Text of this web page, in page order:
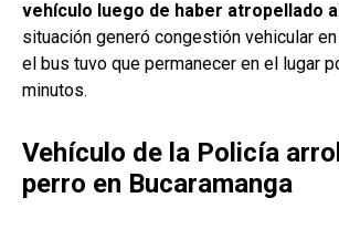
vehículo luego de haber atropellado
situación generó congestión vehicular
el bus tuvo que permanecer en el lugar
minutos.
Vehículo de la Policía
perro en Bucaramanga